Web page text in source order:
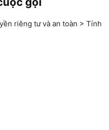
riêng tư và an toàn > Tính